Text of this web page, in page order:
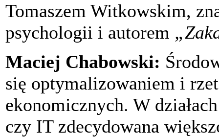
Tomaszem Witkowskim,
psychologii i autorem
Maciej Chabowski:
się optymalizowaniem i
ekonomicznych. W
czy IT zdecydowana